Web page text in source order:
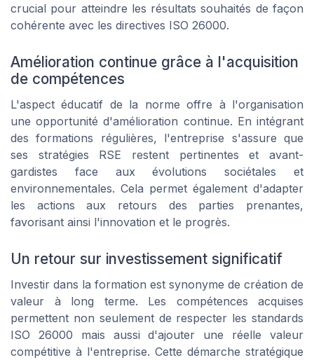
crucial pour atteindre les résultats souhaités de façon
cohérente avec les directives ISO 26000.
Amélioration continue grâce à l'acquisition
de compétences
L'aspect éducatif de la norme offre à l'organisation
une opportunité d'amélioration continue. En intégrant
des formations régulières, l'entreprise s'assure que
ses stratégies RSE restent pertinentes et avant-
gardistes face aux évolutions sociétales et
environnementales. Cela permet également d'adapter
les actions aux retours des parties prenantes,
favorisant ainsi l'innovation et le progrès.
Un retour sur investissement significatif
Investir dans la formation est synonyme de création de
valeur à long terme. Les compétences acquises
permettent non seulement de respecter les standards
ISO 26000 mais aussi d'ajouter une réelle valeur
compétitive à l'entreprise. Cette démarche stratégique